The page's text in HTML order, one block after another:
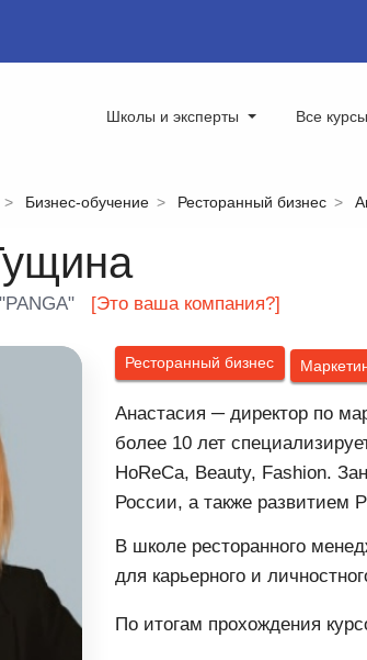
Школы и эксперты Все курсы
Бизнес-обучение Ресторанный бизнес
[Это ваша компания?]
Ресторанный бизнес
Анастасия ─ директор по
более 10 лет
HoReCa, Beauty, Fashion.
России, а также развитием
В школе ресторанного
для карьерного и
По итогам прохождения